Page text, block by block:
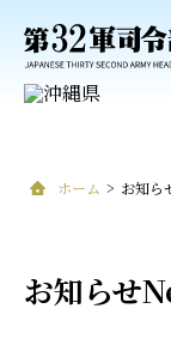
ホーム > お知ら
お知らせ